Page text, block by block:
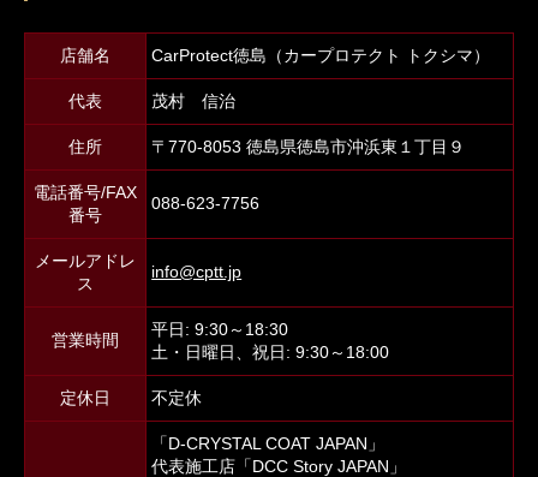
店舗名 CarProtect徳島（カープロテクト トクシマ）
代表 茂村 信治
住所 〒770-8053 徳島県徳島市沖浜東１丁目９
電話番号/FAX
番号
088-623-7756
メールアドレ
ス
info@cptt.jp
営業時間
平日: 9:30～18:30
土・日曜日、祝日: 9:30～18:00
定休日 不定休
「D-CRYSTAL COAT JAPAN」
代表施工店「DCC Story JAPAN」